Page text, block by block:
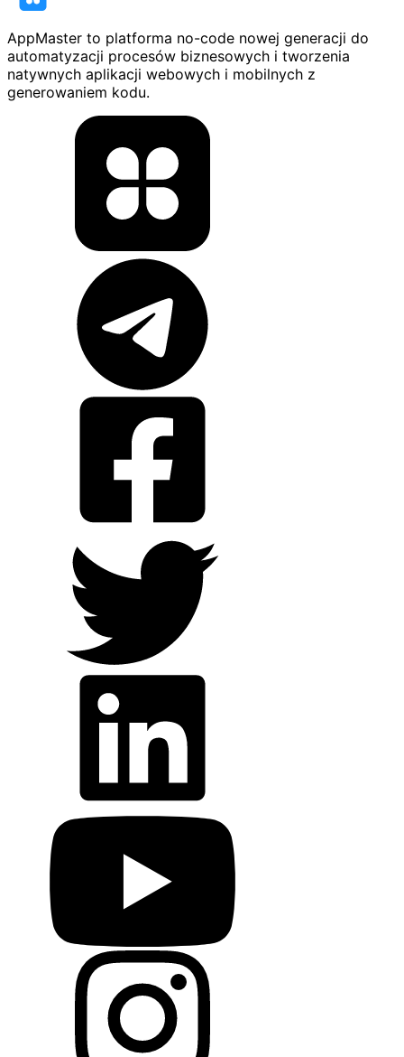
AppMaster to platforma no-code nowej generacji do
automatyzacji procesów biznesowych i tworzenia
natywnych aplikacji webowych i mobilnych z
generowaniem kodu.